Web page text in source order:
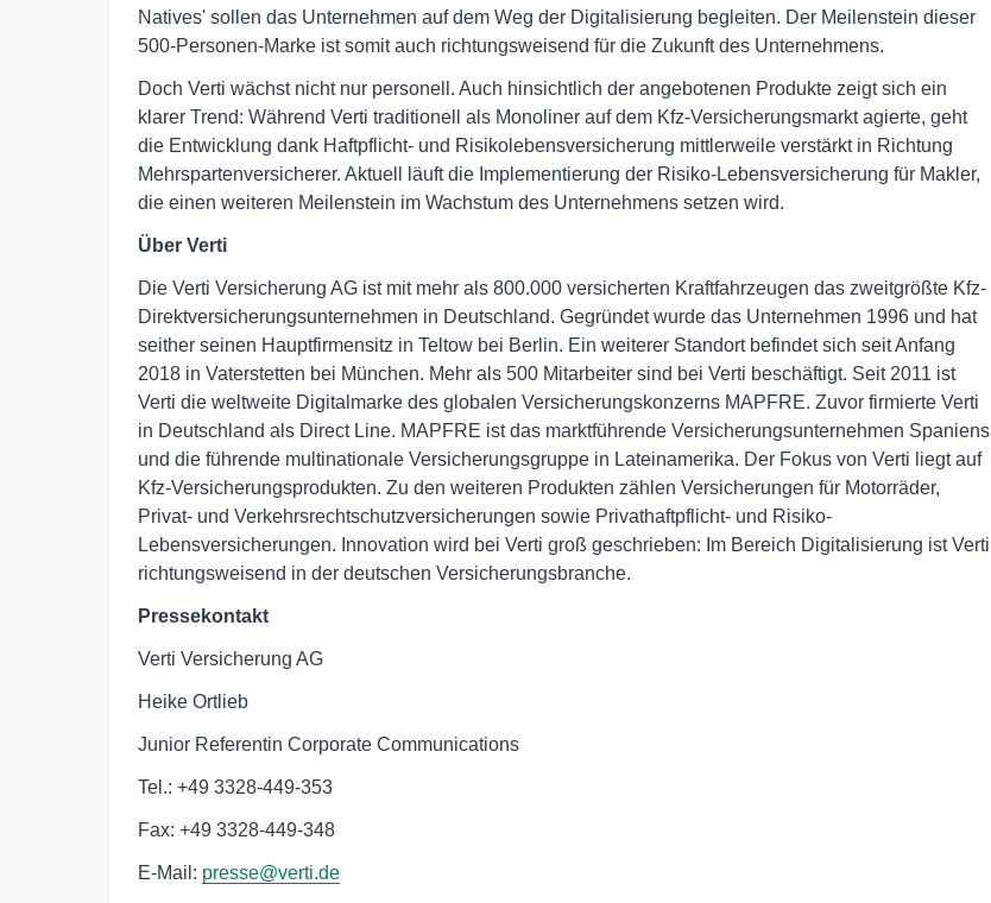
Natives' sollen das Unternehmen auf dem Weg der Digitalisierung begleiten. Der Meilenstein dieser
500-Personen-Marke ist somit auch richtungsweisend für die Zukunft des Unternehmens.
Doch Verti wächst nicht nur personell. Auch hinsichtlich der angebotenen Produkte zeigt sich ein
klarer Trend: Während Verti traditionell als Monoliner auf dem Kfz-Versicherungsmarkt agierte, geht
die Entwicklung dank Haftpflicht- und Risikolebensversicherung mittlerweile verstärkt in Richtung
Mehrspartenversicherer. Aktuell läuft die Implementierung der Risiko-Lebensversicherung für Makler,
die einen weiteren Meilenstein im Wachstum des Unternehmens setzen wird.
Über Verti
Die Verti Versicherung AG ist mit mehr als 800.000 versicherten Kraftfahrzeugen das zweitgrößte Kfz-
Direktversicherungsunternehmen in Deutschland. Gegründet wurde das Unternehmen 1996 und hat
seither seinen Hauptfirmensitz in Teltow bei Berlin. Ein weiterer Standort befindet sich seit Anfang
2018 in Vaterstetten bei München. Mehr als 500 Mitarbeiter sind bei Verti beschäftigt. Seit 2011 ist
Verti die weltweite Digitalmarke des globalen Versicherungskonzerns MAPFRE. Zuvor firmierte Verti
in Deutschland als Direct Line. MAPFRE ist das marktführende Versicherungsunternehmen Spaniens
und die führende multinationale Versicherungsgruppe in Lateinamerika. Der Fokus von Verti liegt auf
Kfz-Versicherungsprodukten. Zu den weiteren Produkten zählen Versicherungen für Motorräder,
Privat- und Verkehrsrechtschutzversicherungen sowie Privathaftpflicht- und Risiko-
Lebensversicherungen. Innovation wird bei Verti groß geschrieben: Im Bereich Digitalisierung ist Verti
richtungsweisend in der deutschen Versicherungsbranche.
Pressekontakt
Verti Versicherung AG
Heike Ortlieb
Junior Referentin Corporate Communications
Tel.: +49 3328-449-353
Fax: +49 3328-449-348
E-Mail: presse@verti.de